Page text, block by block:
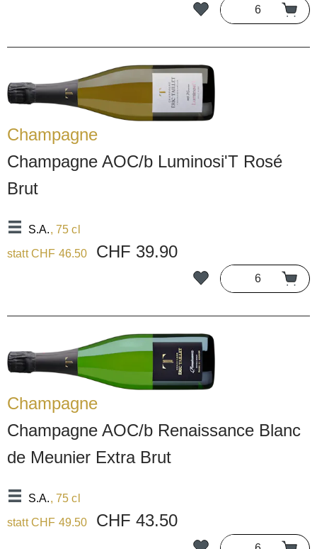
Champagne
Champagne AOC/b Luminosi'T Rosé
Brut
S.A., 75 cl
statt CHF 46.50
CHF 39.90
Champagne
Champagne AOC/b Renaissance Blanc
de Meunier Extra Brut
S.A., 75 cl
statt CHF 49.50
CHF 43.50